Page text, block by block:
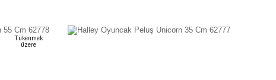
Tükenmek
üzere